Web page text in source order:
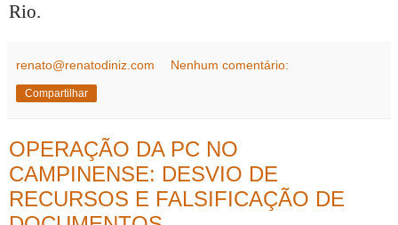
Rio.
renato@renatodiniz.com Nenhum comentário:
Compartilhar
OPERAÇÃO DA PC NO
CAMPINENSE: DESVIO DE
RECURSOS E FALSIFICAÇÃO DE